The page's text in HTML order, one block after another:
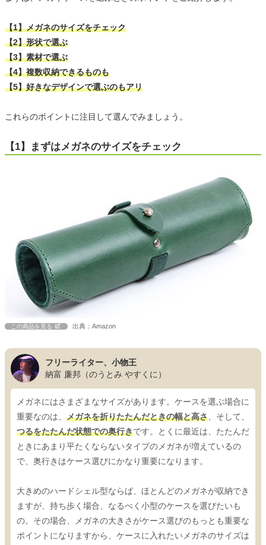
【1】メガネのサイズをチェック
【2】形状で選ぶ
【3】素材で選ぶ
【4】複数収納できるものも
【5】好きなデザインで選ぶのもアリ
これらのポイントに注目して選んでみましょう。
【1】まずはメガネのサイズをチェック
この商品を見る 出典：Amazon
フリーライター、小物王
納富 廉邦（のうとみ やすくに）
メガネにはさまざまなサイズがあります。ケースを選ぶ場合に
重要なのは、 メガネを折りたたんだときの幅と高さ、そして、
つるをたたんだ状態での奥行きです。とくに最近は、たたんだ
ときにあまり平たくならないタイプのメガネが増えているの
で、奥行きはケース選びにかなり重要になります。
大きめのハードシェル型ならば、ほとんどのメガネが収納でき
ますが、持ち歩く場合、なるべく小型のケースを選びたいも
の。その場合、メガネの大きさがケース選びのもっとも重要な
ポイントになりますから、ケースに入れたいメガネのサイズは